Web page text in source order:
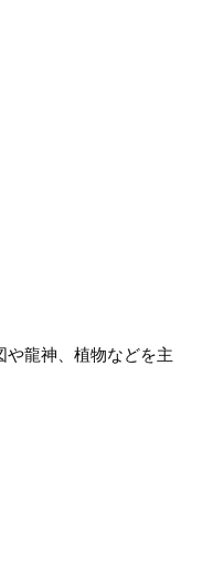
龍神、植物などを主